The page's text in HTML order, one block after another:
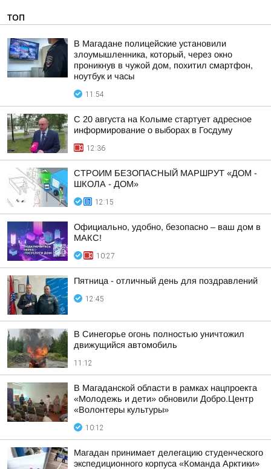
ТОП
В Магадане полицейские установили
злоумышленника, который, через окно
проникнув в чужой дом, похитил смартфон,
ноутбук и часы
11:54
С 20 августа на Колыме стартует адресное
информирование о выборах в Госдуму
12:36
СТРОИМ БЕЗОПАСНЫЙ МАРШРУТ «ДОМ -
ШКОЛА - ДОМ»
12:15
Официально, удобно, безопасно – ваш дом в
МАКС!
10:27
Пятница - отличный день для поздравлений
12:45
В Синегорье огонь полностью уничтожил
движущийся автомобиль
11:12
В Магаданской области в рамках нацпроекта
«Молодежь и дети» обновили Добро.Центр
«Волонтеры культуры»
10:12
Магадан принимает делегацию студенческого
экспедиционного корпуса «Команда Арктики»